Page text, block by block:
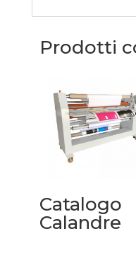
Prodotti
Catalogo
Calandre